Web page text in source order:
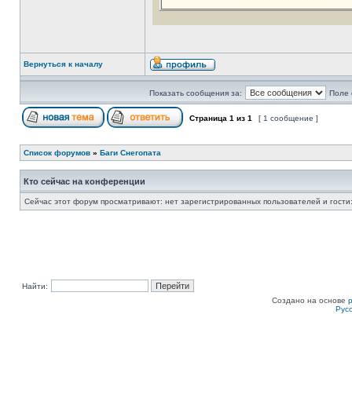
Вернуться к началу
Показать сообщения за: Поле
Страница 1 из 1 [ 1 сообщение ]
Список форумов » Баги Снегопата
Кто сейчас на конференции
Сейчас этот форум просматривают: нет зарегистрированных пользователей и
Найти:
Создано на основе